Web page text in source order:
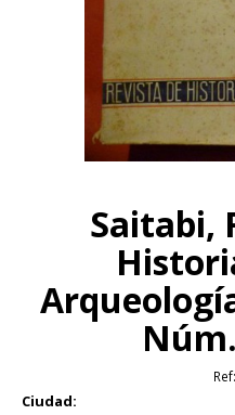
Saitabi,
Ref:
Ciudad: